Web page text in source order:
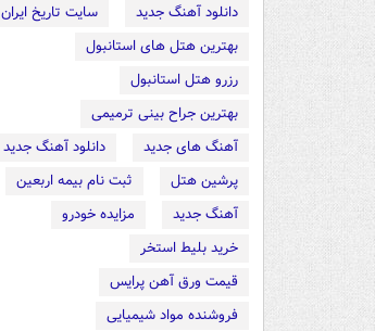
دانلود آهنگ جدید
سایت تاریخ ایران
بهترین هتل های استانبول
رزرو هتل استانبول
بهترین جراح بینی ترمیمی
آهنگ های جدید
دانلود آهنگ جدید
پرشین هتل
ثبت نام بیمه اربعین
آهنگ جدید
مزایده خودرو
خرید بلیط استخر
قیمت ورق آهن پرایس
فروشنده مواد شیمیایی